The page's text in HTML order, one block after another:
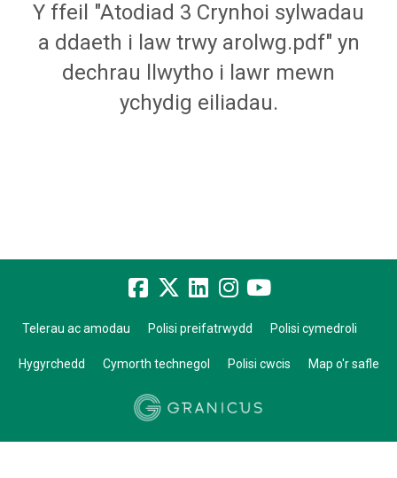
Y ffeil "Atodiad 3 Crynhoi sylwadau
a ddaeth i law trwy arolwg.pdf" yn
dechrau llwytho i lawr mewn
ychydig eiliadau.
Telerau ac amodau Polisi preifatrwydd Polisi cymedroli
Hygyrchedd Cymorth technegol Polisi cwcis Map o'r safle